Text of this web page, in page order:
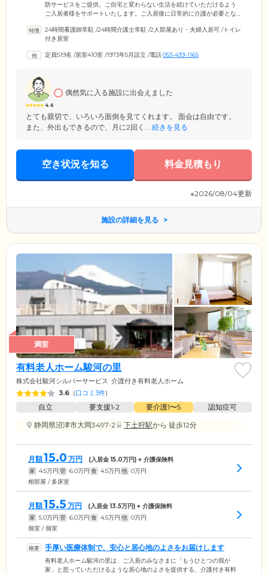
防サービスをご提供。ご自宅と変わらない生活を続けていただけるよう
ご入居者様をサポートいたします。ご入居後に日常的に介護が必要とな
サービスをご提供します。医療体制については、年2回の健康診断と月1
回の簡易健康診断をとおして健康データを蓄積し、ご入居者様の健康管
併設しており、内線電話での予約が可能。さらに隣接する総合病院が24
24時間看護師常駐 /24時間介護士常駐 /2人部屋あり・夫婦入居可 /トイレ
付き居室
定員519名 /居室410室 /1973年5月設立 /電話053-439-1165
4.6
偶然気に入る施設に出会えました
とても親切で、いろいろ面倒を見てくれます。 面会は自由です。
また、外出もできるので、月に2回く... 続きを見る
空き状況を知る 料金見積もり
※2026/08/04更新
施設の詳細を見る
満室
有料老人ホーム駿河の里
株式会社駿河シルバーサービス 介護付き有料老人ホーム
3.6 (口コミ3件)
自立 要支援1•2 要介護1〜5
認知症可
静岡県沼津市大岡3497-2
下土狩駅から 徒歩12分
月額15.0 万円 (入居金15.0万円) + 介護保険料
家 4.5万円 管 6.0万円 食 4.5万円 他 0万円
相部屋 / 多床室
月額15.5 万円 (入居金13.5万円) + 介護保険料
家 5.0万円 管 6.0万円 食 4.5万円 他 0万円
個室 / 個室
手厚い医療体制で、安心と居心地のよさをお届けします
有料老人ホーム駿河の里は、ご入居のみなさまに「もうひとつの我が
家」と思っていただけるような居心地のよさを提供する、介護付き有料